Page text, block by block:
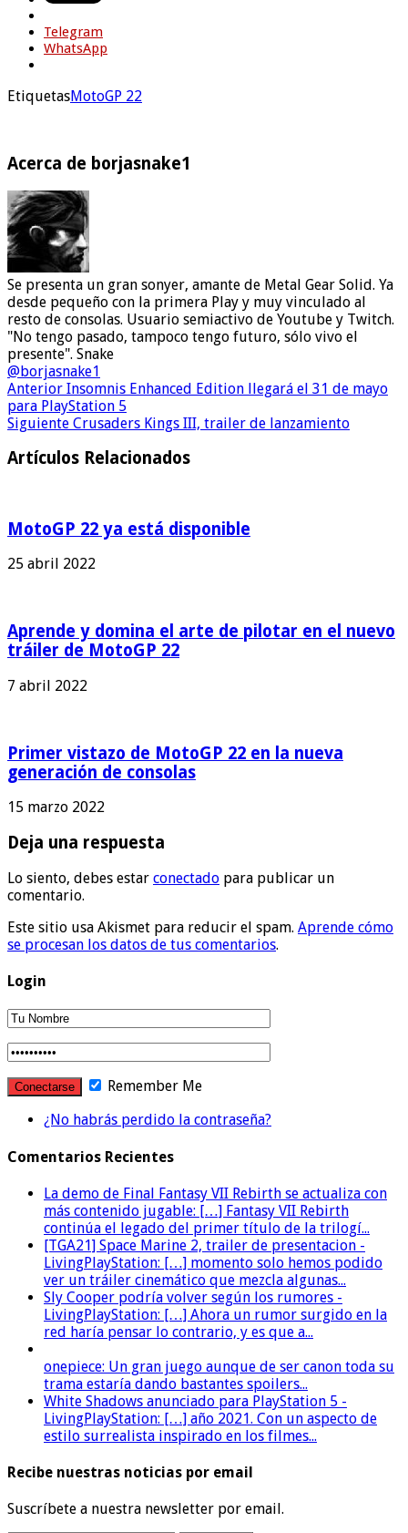
Telegram
WhatsApp
EtiquetasMotoGP 22
Acerca de borjasnake1
Se presenta un gran sonyer, amante de Metal Gear Solid. Ya
desde pequeño con la primera Play y muy vinculado al
resto de consolas. Usuario semiactivo de Youtube y Twitch.
"No tengo pasado, tampoco tengo futuro, sólo vivo el
presente". Snake
@borjasnake1
Anterior Insomnis Enhanced Edition llegará el 31 de mayo
para PlayStation 5
Siguiente Crusaders Kings III, trailer de lanzamiento
Artículos Relacionados
MotoGP 22 ya está disponible
25 abril 2022
Aprende y domina el arte de pilotar en el nuevo
tráiler de MotoGP 22
7 abril 2022
Primer vistazo de MotoGP 22 en la nueva
generación de consolas
15 marzo 2022
Deja una respuesta
Lo siento, debes estar conectado para publicar un
comentario.
Este sitio usa Akismet para reducir el spam. Aprende cómo
se procesan los datos de tus comentarios.
Login
Remember Me
¿No habrás perdido la contraseña?
Comentarios Recientes
La demo de Final Fantasy VII Rebirth se actualiza con
más contenido jugable: […] Fantasy VII Rebirth
continúa el legado del primer título de la trilogí...
[TGA21] Space Marine 2, trailer de presentacion -
LivingPlayStation: […] momento solo hemos podido
ver un tráiler cinemático que mezcla algunas...
Sly Cooper podría volver según los rumores -
LivingPlayStation: […] Ahora un rumor surgido en la
red haría pensar lo contrario, y es que a...
onepiece: Un gran juego aunque de ser canon toda su
trama estaría dando bastantes spoilers...
White Shadows anunciado para PlayStation 5 -
LivingPlayStation: […] año 2021. Con un aspecto de
estilo surrealista inspirado en los filmes...
Recibe nuestras noticias por email
Suscríbete a nuestra newsletter por email.